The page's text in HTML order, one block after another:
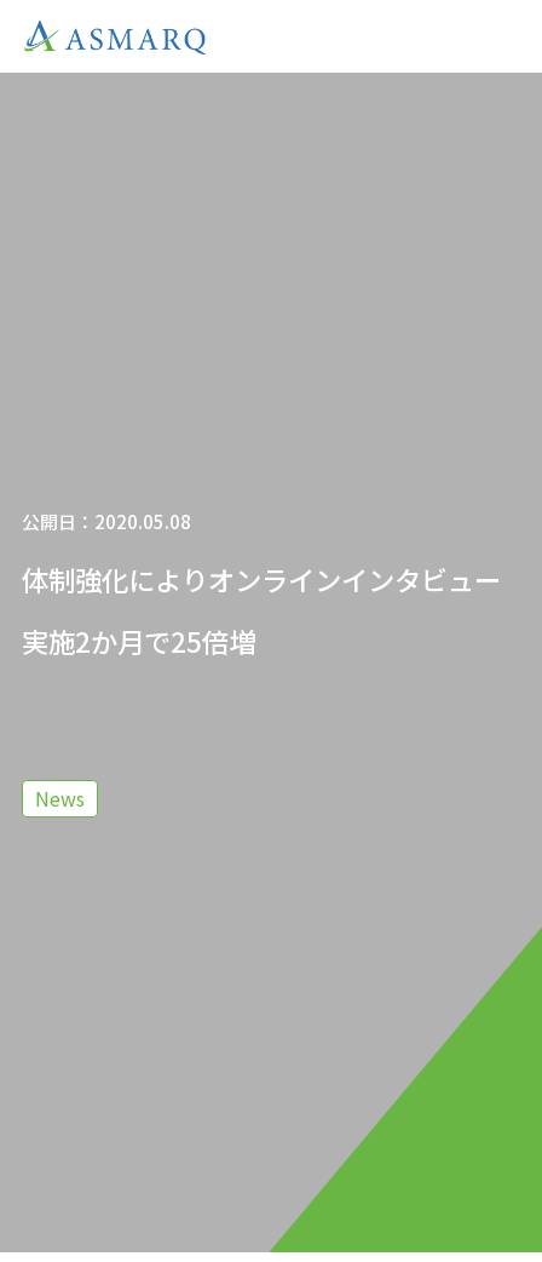
公開日：2020.05.08
体制強化によりオンラインインタビュー
実施2か月で25倍増
News